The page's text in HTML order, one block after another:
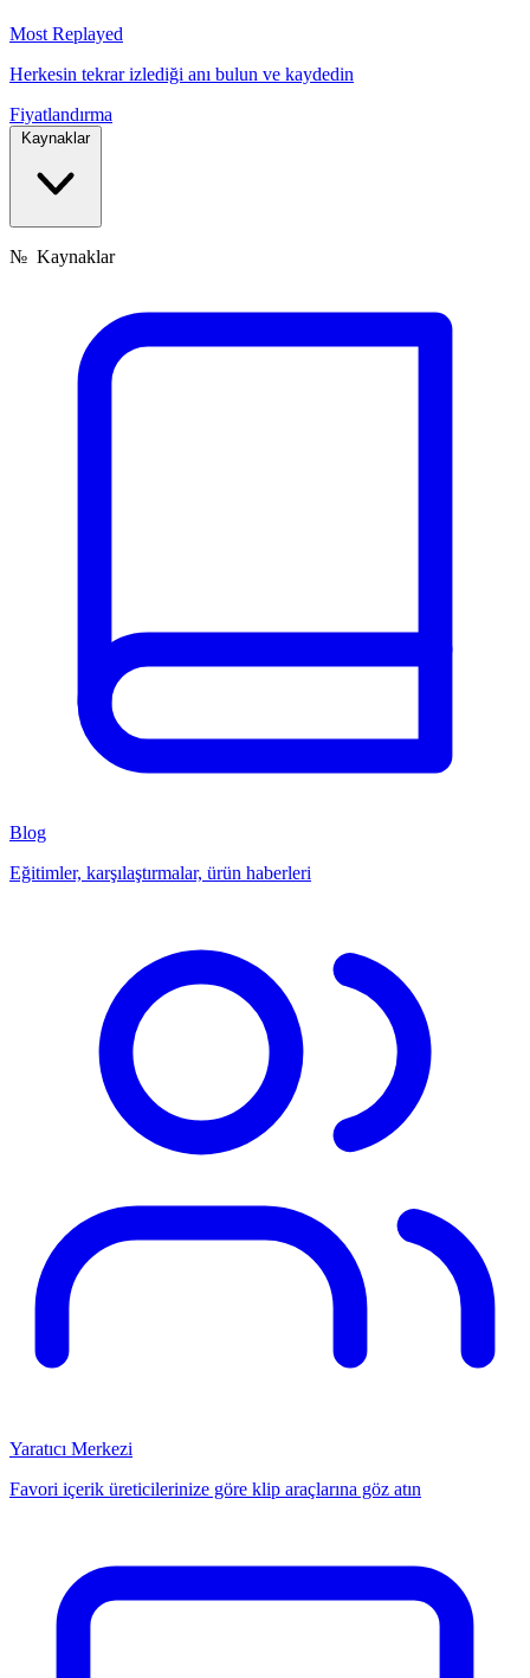
Most Replayed
Herkesin tekrar izlediği anı bulun ve kaydedin
Fiyatlandırma
Kaynaklar
№ Kaynaklar
Blog
Eğitimler, karşılaştırmalar, ürün haberleri
Yaratıcı Merkezi
Favori içerik üreticilerinize göre klip araçlarına göz atın